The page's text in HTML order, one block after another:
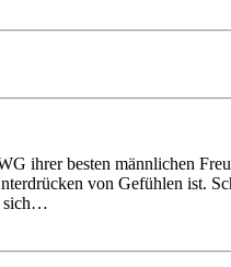
ihrer besten männlichen
von Gefühlen ist.
sich…